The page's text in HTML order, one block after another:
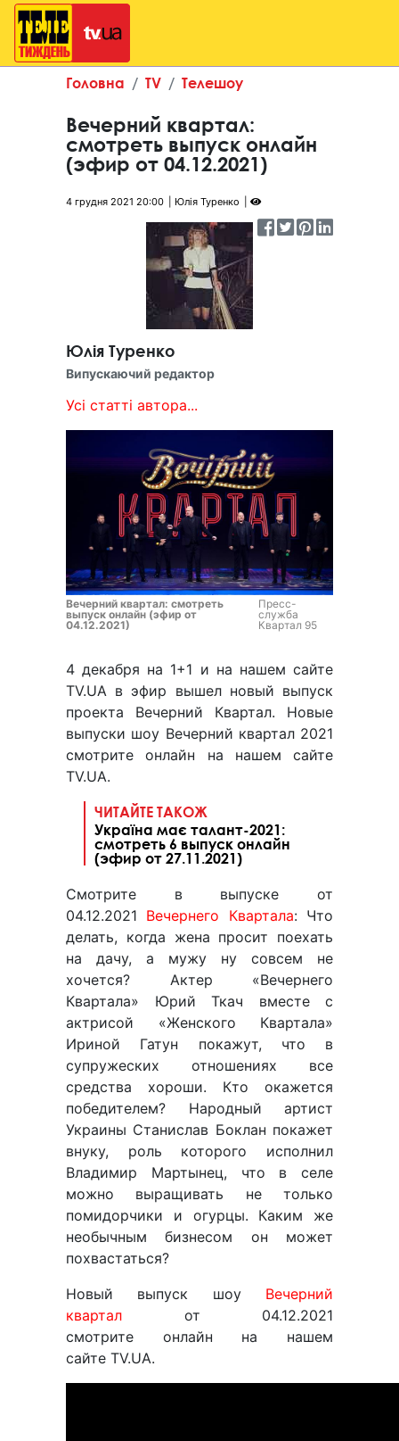
Головна TV Телешоу
Вечерний квартал:
смотреть выпуск онлайн
(эфир от 04.12.2021)
4 грудня 2021 20:00 Юлія Туренко
Юлія Туренко
Випускаючий редактор
Усі статті автора...
Вечерний квартал: смотреть
выпуск онлайн (эфир от
04.12.2021)
Пресс-
служба
Квартал 95
4 декабря на 1+1 и на нашем сайте
TV.UA в эфир вышел новый выпуск
проекта Вечерний Квартал. Новые
выпуски шоу Вечерний квартал 2021
смотрите онлайн на нашем сайте
TV.UA.
ЧИТАЙТЕ ТАКОЖ
Україна має талант-2021:
смотреть 6 выпуск онлайн
(эфир от 27.11.2021)
Смотрите в выпуске от
04.12.2021 Вечернего Квартала: Что
делать, когда жена просит поехать
на дачу, а мужу ну совсем не
хочется? Актер «Вечернего
Квартала» Юрий Ткач вместе с
актрисой «Женского Квартала»
Ириной Гатун покажут, что в
супружеских отношениях все
средства хороши. Кто окажется
победителем? Народный артист
Украины Станислав Боклан покажет
внуку, роль которого исполнил
Владимир Мартынец, что в селе
можно выращивать не только
помидорчики и огурцы. Каким же
необычным бизнесом он может
похвастаться?
Новый выпуск шоу Вечерний
квартал от 04.12.2021
смотрите онлайн на нашем
сайте TV.UA.